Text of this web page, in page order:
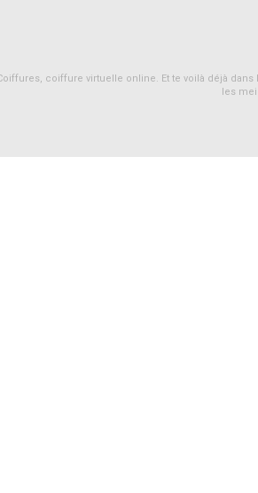
coiffure virtuelle online. Et te voilà déjà
les